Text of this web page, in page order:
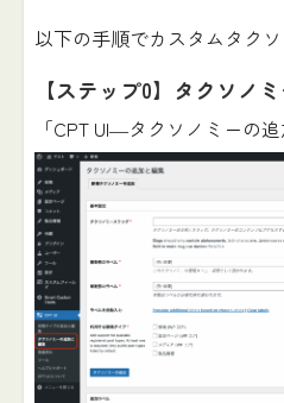
以下の手順でカスタムタクソ
【ステップ0】タクソノ
「CPT UI―タクソノミーの